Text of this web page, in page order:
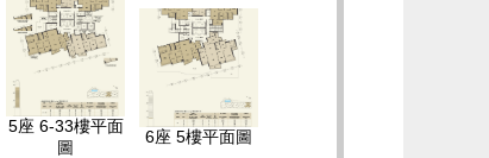
5座 6-33樓平面
圖
6座 5樓平面圖